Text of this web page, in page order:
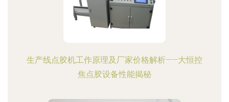
生产线点胶机工作原理及厂家价格解析——大恒控
焦点胶设备性能揭秘